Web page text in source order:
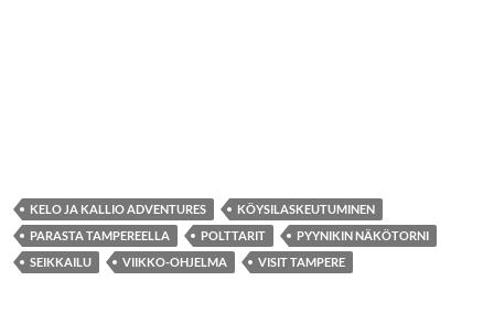
KELO JA KALLIO ADVENTURES
KÖYSILASKEUTUMINEN
PARASTA TAMPEREELLA
POLTTARIT
PYYNIKIN NÄKÖTORNI
SEIKKAILU
VIIKKO-OHJELMA VISIT TAMPERE